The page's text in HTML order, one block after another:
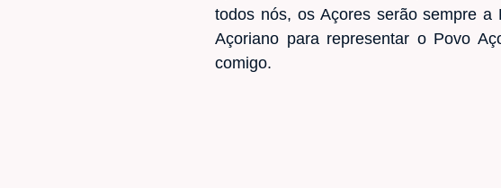
todos nós, os Açores serão sempre
Açoriano para representar o Povo
comigo.